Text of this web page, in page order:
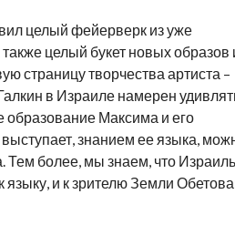
целый фейерверк из уже
целый букет новых образов
страницу творчества артиста –
в Израиле намерен
образование Максима и его
знанием ее языка,
Тем более, мы знаем, что
языку, и к зрителю Земли